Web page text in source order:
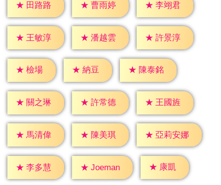
★ 田路路 ★ 曹雨婷 ★ 李翊君
★ 王敏淳 ★ 潘越雲 ★ 許景淳
★ 檢場 ★ 納豆 ★ 陳泰銘
★ 關之琳 ★ 許常德 ★ 王國旌
★ 馬清偉 ★ 陳美琪 ★ 亞莉安娜
★ 李多慧 ★ Joeman ★ 康凱